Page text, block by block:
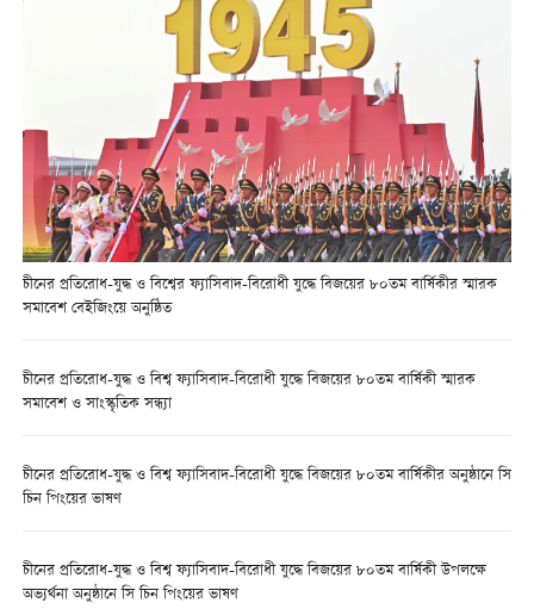
চীনের প্রতিরোধ-যুদ্ধ ও বিশ্বের ফ্যাসিবাদ-বিরোধী যুদ্ধে বিজয়ের ৮০তম বার্ষিকীর স্মারক
সমাবেশ বেইজিংয়ে অনুষ্ঠিত
চীনের প্রতিরোধ-যুদ্ধ ও বিশ্ব ফ্যাসিবাদ-বিরোধী যুদ্ধে বিজয়ের ৮০তম বার্ষিকী স্মারক
সমাবেশ ও সাংস্কৃতিক সন্ধ্যা
চীনের প্রতিরোধ-যুদ্ধ ও বিশ্ব ফ্যাসিবাদ-বিরোধী যুদ্ধে বিজয়ের ৮০তম বার্ষিকীর অনুষ্ঠানে সি
চিন পিংয়ের ভাষণ
চীনের প্রতিরোধ-যুদ্ধ ও বিশ্ব ফ্যাসিবাদ-বিরোধী যুদ্ধে বিজয়ের ৮০তম বার্ষিকী উপলক্ষে
অভ্যর্থনা অনুষ্ঠানে সি চিন পিংয়ের ভাষণ